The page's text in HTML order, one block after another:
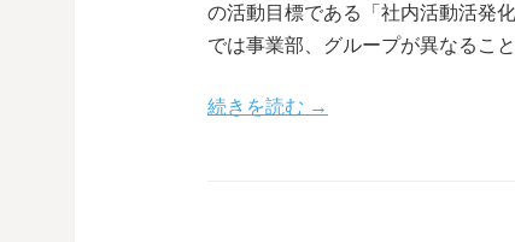
の活動目標である「社内活動活発
では事業部、グループが異なるこ
続きを読む →